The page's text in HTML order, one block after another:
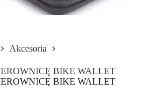
Akcesoria
BIKE WALLET
BIKE WALLET